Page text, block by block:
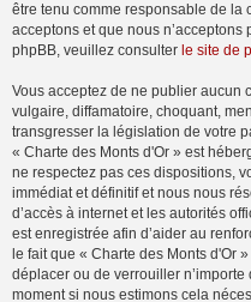
être tenu comme responsable de la
acceptons et que nous n’acceptons
phpBB, veuillez consulter le site de
Vous acceptez de ne publier aucun
vulgaire, diffamatoire, choquant,
transgresser la législation de votre
« Charte des Monts d'Or » est
ne respectez pas ces dispositions,
immédiat et définitif et nous nous
d’accès à internet et les autorités
est enregistrée afin d’aider au
le fait que « Charte des Monts d'Or
déplacer ou de verrouiller n’importe
moment si nous estimons cela